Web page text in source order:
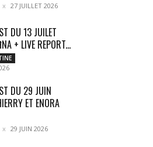
27 JUILLET 2026
DU 13 JUILET
+ LIVE REPORT...
DU 29 JUIN
ET ENORA
29 JUIN 2026